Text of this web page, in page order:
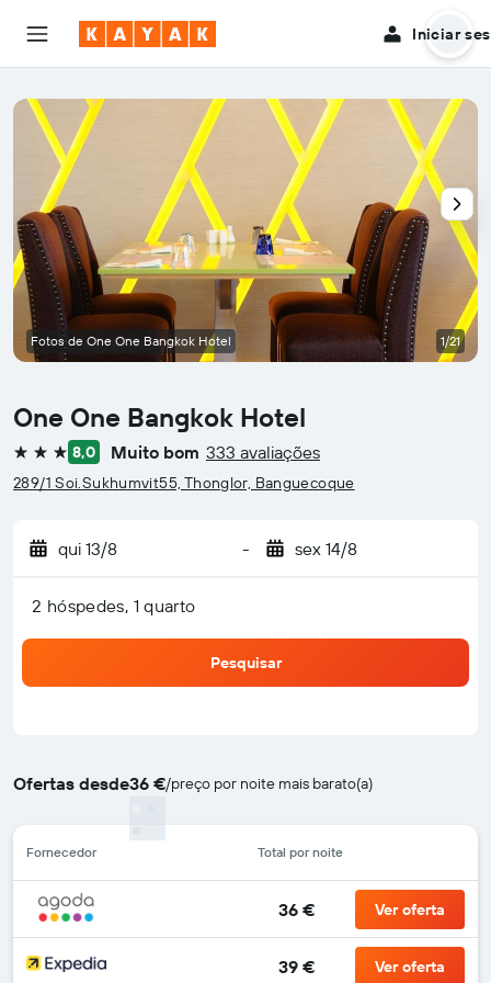
Iniciar
One One Bangkok Hotel
3 estrelas8,0 Muito bom 333 avaliações
289/1 Soi.Sukhumvit55, Thonglor, Banguecoque
qui 13/8 - sex 14/8
2 hóspedes, 1 quarto
Pesquisar
Ofertas desde36 €/preço por noite mais barato(a)
Fornecedor Total por noite
36 € Ver oferta
39 € Ver oferta
Fotos de One One Bangkok Hotel 1/21